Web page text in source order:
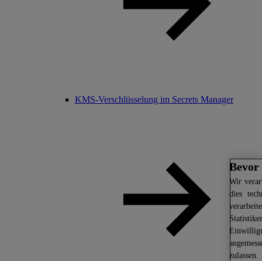
KMS-Verschlüsselung im Secrets Manager
Wir
dies